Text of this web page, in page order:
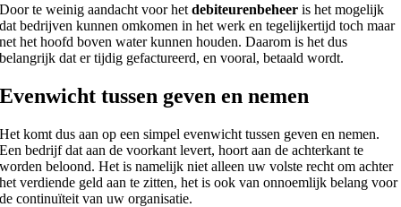
Door te weinig aandacht voor hetdebiteurenbeheeris het mogelijk
dat bedrijven kunnen omkomen in het werk en tegelijkertijd toch maar
net het hoofd boven water kunnen houden. Daarom is het dus
belangrijk dat er tijdig gefactureerd, en vooral, betaald wordt.
Evenwicht tussen geven en nemen
Het komt dus aan op een simpel evenwicht tussen geven en nemen.
Een bedrijf dat aan de voorkant levert, hoort aan de achterkant te
worden beloond. Het is namelijk niet alleen uw volste recht om achter
het verdiende geld aan te zitten, het is ook van onnoemlijk belang voor
de continuïteit van uw organisatie.